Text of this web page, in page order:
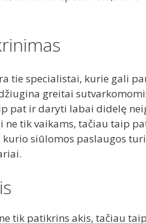
tie specialistai, kurie gali
greitai
pat ir daryti labai didelę
tik vaikams, tačiau taip
kurio siūlomos paslaugos
tik patikrins akis, tačiau